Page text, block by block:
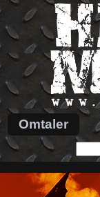
Omtaler
etter: